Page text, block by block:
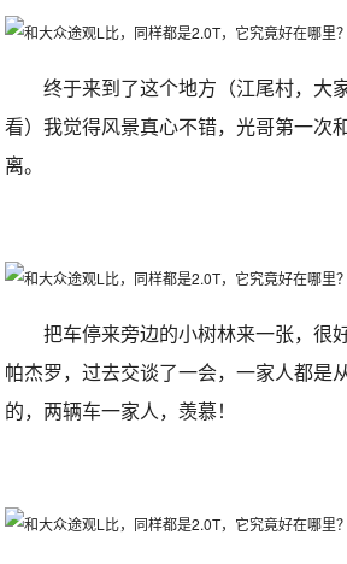
终于来到了这个地方（江尾村，大
看）我觉得风景真心不错，光哥第一次
离。
把车停来旁边的小树林来一张，很
帕杰罗，过去交谈了一会，一家人都是
的，两辆车一家人，羡慕！